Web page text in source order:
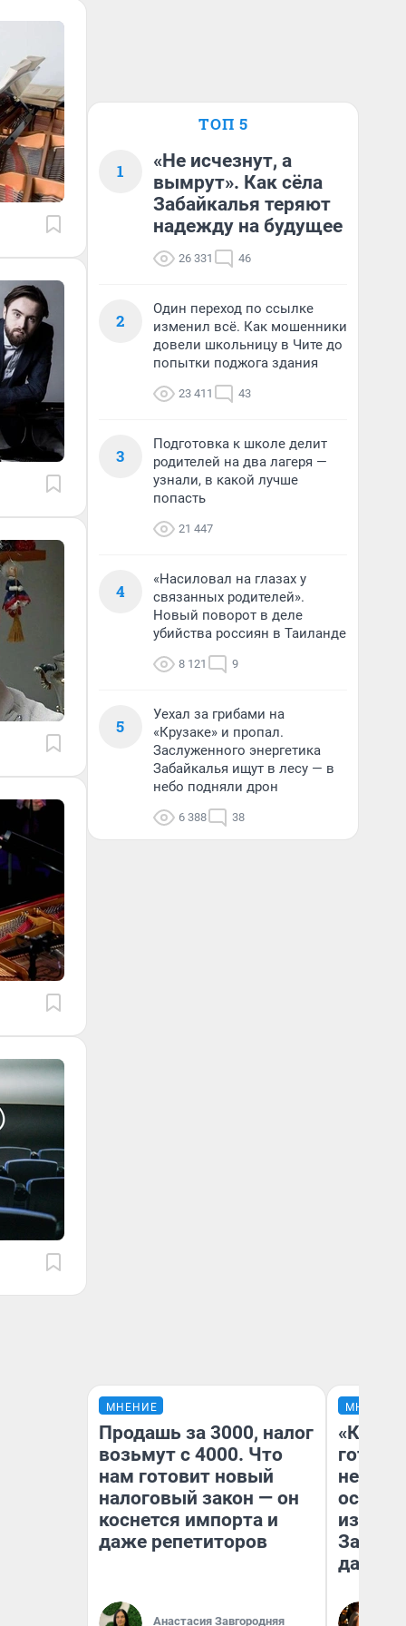
ТОП 5
1
«Не исчезнут, а
вымрут». Как сёла
Забайкалья теряют
надежду на будущее
26 331 46
2
Один переход по ссылке
изменил всё. Как мошенники
довели школьницу в Чите до
попытки поджога здания
23 411 43
3
Подготовка к школе делит
родителей на два лагеря —
узнали, в какой лучше
попасть
21 447
4
«Насиловал на глазах у
связанных родителей».
Новый поворот в деле
убийства россиян в Таиланде
8 121 9
5
Уехал за грибами на
«Крузаке» и пропал.
Заслуженного энергетика
Забайкалья ищут в лесу — в
небо подняли дрон
6 388 38
МНЕНИЕ
Продашь за 3000, налог
возьмут с 4000. Что
нам готовит новый
налоговый закон — он
коснется импорта и
даже репетиторов
Анастасия Завгородняя
МНЕНИЕ
осень
Зачем
дачу